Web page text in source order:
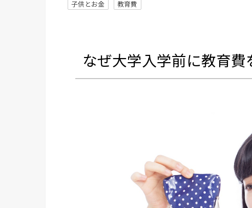
子供とお金 教育費
なぜ大学入学前に教育